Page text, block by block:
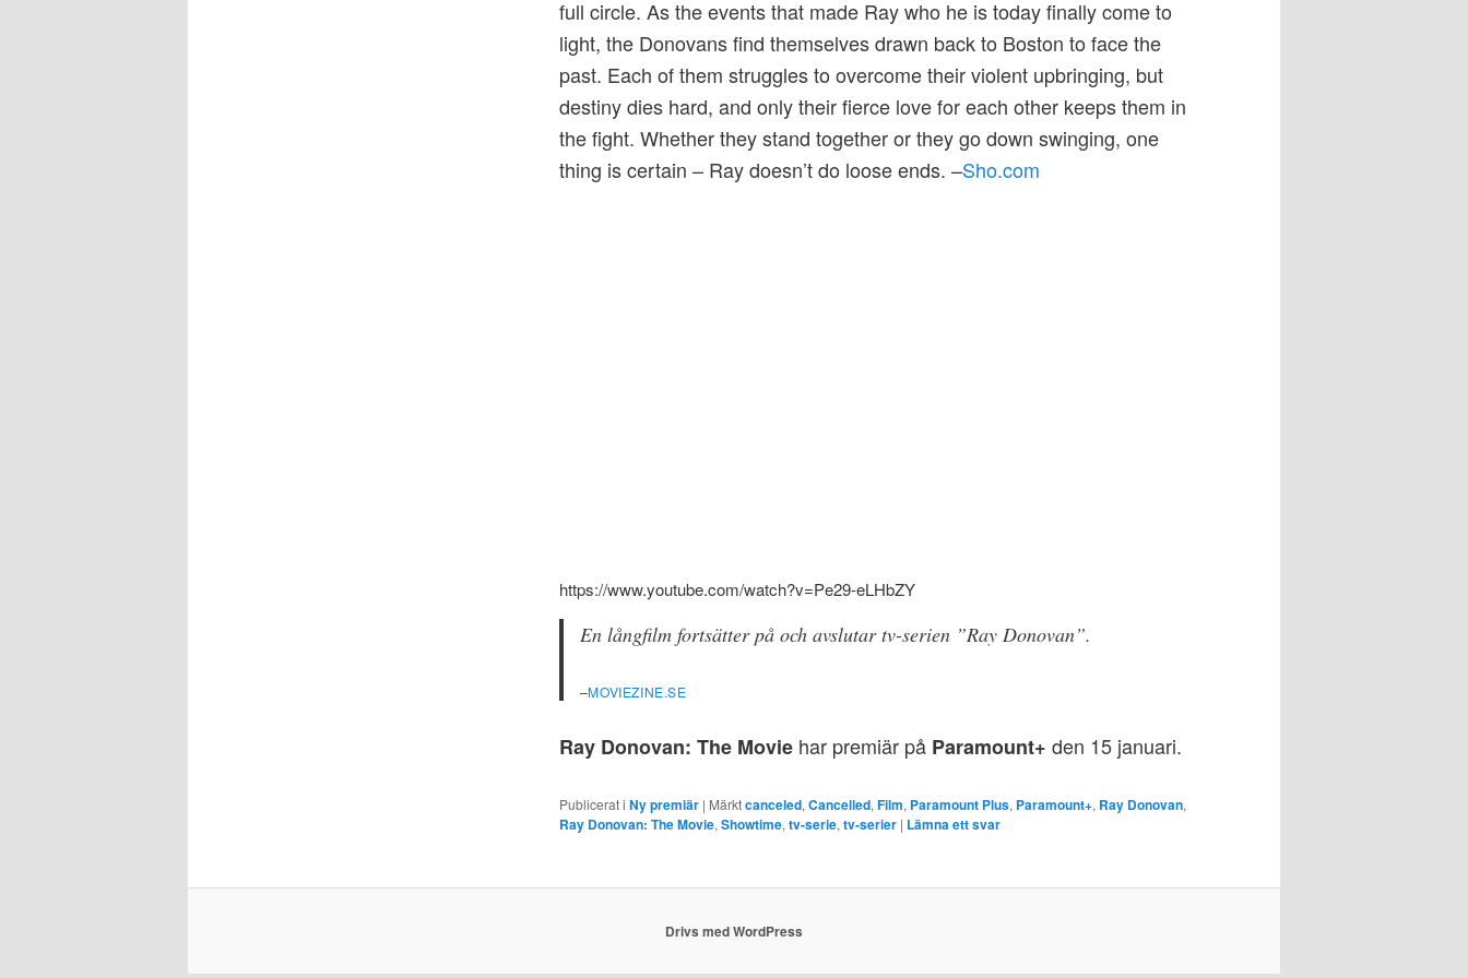
full circle. As the events that made Ray who he is today finally come to
light, the Donovans find themselves drawn back to Boston to face the
past. Each of them struggles to overcome their violent upbringing, but
destiny dies hard, and only their fierce love for each other keeps them in
the fight. Whether they stand together or they go down swinging, one
thing is certain – Ray doesn’t do loose ends. –Sho.com
https://www.youtube.com/watch?v=Pe29-eLHbZY
En långfilm fortsätter på och avslutar tv-serien ”Ray Donovan”.
–MOVIEZINE.SE
Ray Donovan: The Movie har premiär på Paramount+ den 15 januari.
Publicerat i Ny premiär | Märktcanceled, Cancelled, Film, Paramount Plus, Paramount+, Ray Donovan,
Ray Donovan: The Movie, Showtime, tv-serie, tv-serier | Lämna ett svar
Drivs med WordPress